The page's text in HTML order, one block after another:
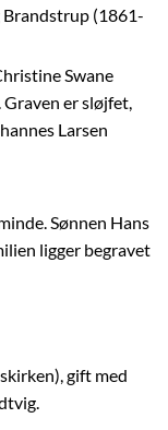
(1861-
Swane
er sløjfet,
Larsen
Sønnen Hans
ligger begravet
gift med